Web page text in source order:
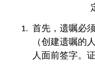
首先，遗嘱必
（创建遗嘱的
人面前签字。